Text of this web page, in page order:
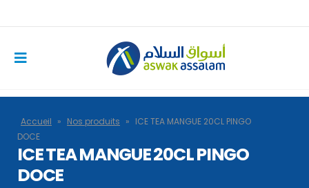
Accueil » Nos produits » ICE TEA MANGUE 20CL PINGO
DOCE
ICE TEA MANGUE 20CL PINGO
DOCE